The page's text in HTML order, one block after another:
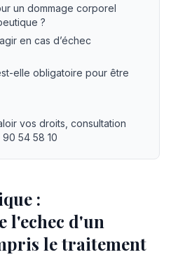
un dommage corporel
?
en cas d’échec
elle obligatoire pour être
vos droits, consultation
54 58 10
:
l'echec d'un
le traitement